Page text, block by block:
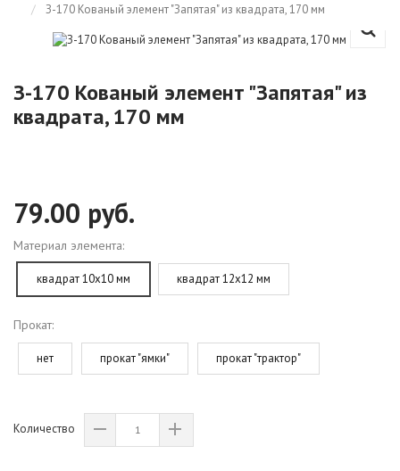
З-170 Кованый элемент "Запятая" из квадрата, 170 мм
З-170 Кованый элемент "Запятая" из
квадрата, 170 мм
79.00 руб.
Материал элемента:
квадрат 10х10 мм квадрат 12х12 мм
Прокат:
нет прокат "ямки" прокат "трактор"
Количество